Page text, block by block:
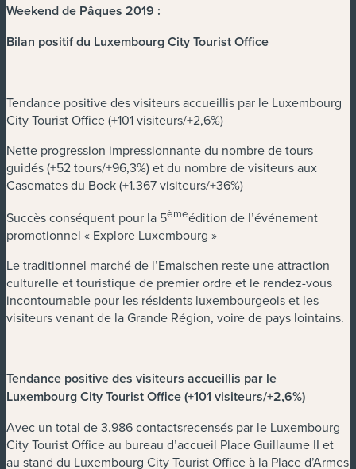
Weekend de Pâques 2019 :
Bilan positif du Luxembourg City Tourist Office
Tendance positive des visiteurs accueillis par le Luxembourg
City Tourist Office (+101 visiteurs/+2,6%)
Nette progression impressionnante du nombre de tours
guidés (+52 tours/+96,3%) et du nombre de visiteurs aux
Casemates du Bock (+1.367 visiteurs/+36%)
Succès conséquent pour la 5èmeédition de l’événement
promotionnel « Explore Luxembourg »
Le traditionnel marché de l’Emaischen reste une attraction
culturelle et touristique de premier ordre et le rendez-vous
incontournable pour les résidents luxembourgeois et les
visiteurs venant de la Grande Région, voire de pays lointains.
Tendance positive des visiteurs accueillis par le
Luxembourg City Tourist Office (+101 visiteurs/+2,6%)
Avec un total de 3.986 contactsrecensés par le Luxembourg
City Tourist Office au bureau d’accueil Place Guillaume II et
au stand du Luxembourg City Tourist Office à la Place d’Armes